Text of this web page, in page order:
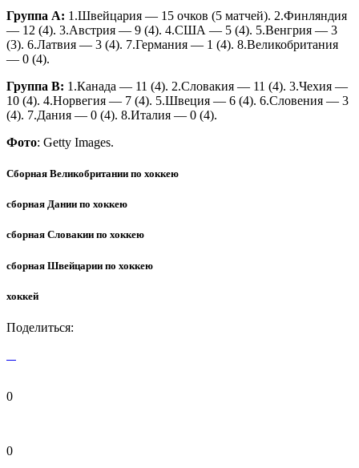
Группа А: 1.Швейцария — 15 очков (5 матчей). 2.Финляндия
— 12 (4). 3.Австрия — 9 (4). 4.США — 5 (4). 5.Венгрия — 3
(3). 6.Латвия — 3 (4). 7.Германия — 1 (4). 8.Великобритания
— 0 (4).
Группа В: 1.Канада — 11 (4). 2.Словакия — 11 (4). 3.Чехия —
10 (4). 4.Норвегия — 7 (4). 5.Швеция — 6 (4). 6.Словения — 3
(4). 7.Дания — 0 (4). 8.Италия — 0 (4).
Фото: Getty Images.
Сборная Великобритании по хоккею
сборная Дании по хоккею
сборная Словакии по хоккею
сборная Швейцарии по хоккею
хоккей
Поделиться:
0
0